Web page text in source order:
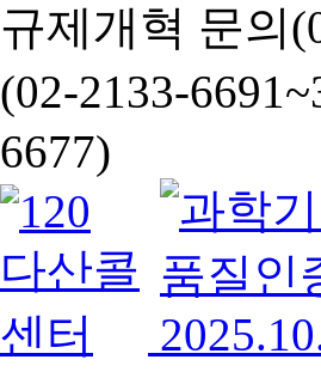
규제개혁 문의
(02-2133-
6677)